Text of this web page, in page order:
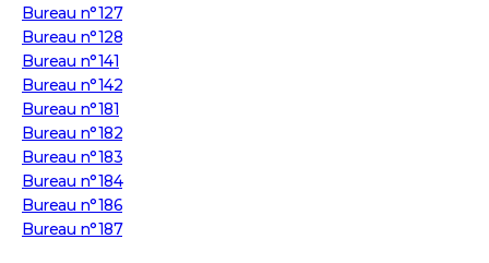
Bureau n°127
Bureau n°128
Bureau n°141
Bureau n°142
Bureau n°181
Bureau n°182
Bureau n°183
Bureau n°184
Bureau n°186
Bureau n°187